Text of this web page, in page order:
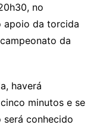
no
apoio da torcida
da
haverá
minutos e se
será conhecido